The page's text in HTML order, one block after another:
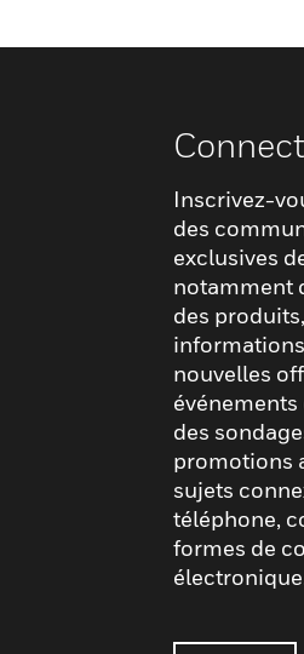
Inscrivez-
des
exclusives
notamment
des
nouvelles
des
promotions
sujets
téléphone,
formes de